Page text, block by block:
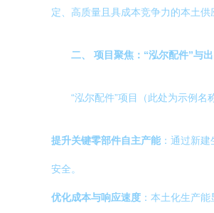
定、高质量且具成本竞争力的本土
二、 项目聚焦：“泓尔配件”与
“泓尔配件”项目（此处为示例
提升关键零部件自主产能 ：通过新
安全。
优化成本与响应速度 ：本土化生产